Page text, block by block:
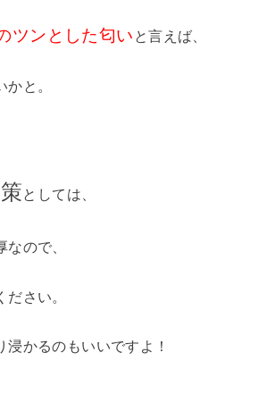
ツンとした匂い と言えば、
と。
としては、
ので、
さい。
浸かるのもいいですよ！